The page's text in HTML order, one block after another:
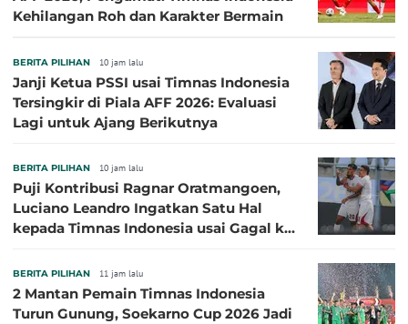
Kehilangan Roh dan Karakter Bermain
BERITA PILIHAN 10 jam lalu
Janji Ketua PSSI usai Timnas Indonesia
Tersingkir di Piala AFF 2026: Evaluasi
Lagi untuk Ajang Berikutnya
BERITA PILIHAN 10 jam lalu
Puji Kontribusi Ragnar Oratmangoen,
Luciano Leandro Ingatkan Satu Hal
kepada Timnas Indonesia usai Gagal ke
BERITA PILIHAN 11 jam lalu
2 Mantan Pemain Timnas Indonesia
Turun Gunung, Soekarno Cup 2026 Jadi